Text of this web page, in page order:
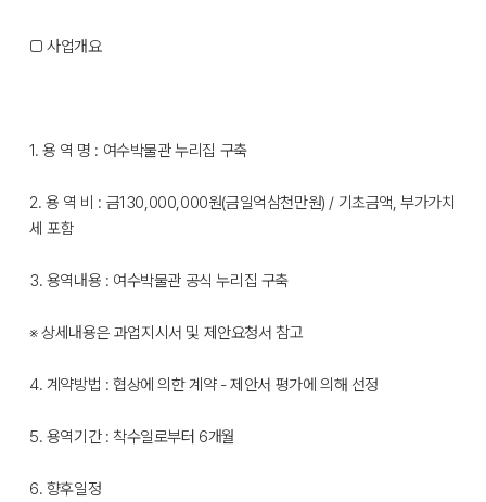
□ 사업개요
1. 용 역 명 : 여수박물관 누리집 구축
2. 용 역 비 : 금130,000,000원(금일억삼천만원) / 기초금액, 부가가치
세 포함
3. 용역내용 : 여수박물관 공식 누리집 구축
※ 상세내용은 과업지시서 및 제안요청서 참고
4. 계약방법 : 협상에 의한 계약 - 제안서 평가에 의해 선정
5. 용역기간 : 착수일로부터 6개월
6. 향후일정